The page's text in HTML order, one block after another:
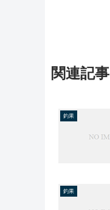
関連記事
釣果
釣果